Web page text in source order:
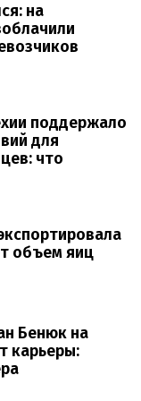
на
поддержало
для
что
объем яиц
Бенюк на
карьеры: